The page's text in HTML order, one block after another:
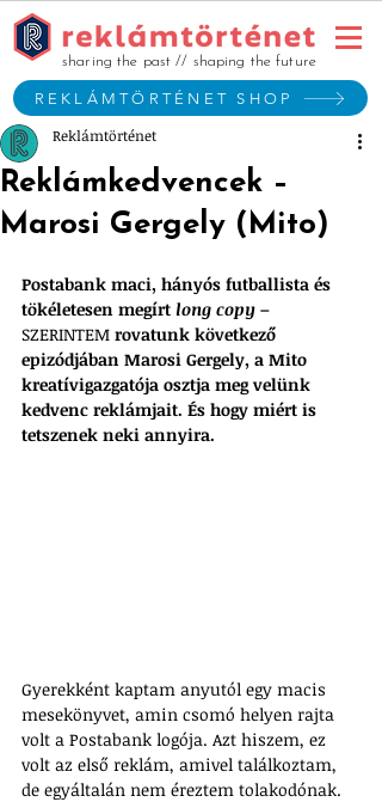
REKLÁMTÖRTÉNET SHOP
sharing the past // shaping the future
Reklámkedvencek –
Marosi Gergely (Mito)
Reklámtörténet
Postabank maci, hányós futballista és
tökéletesen megírt long copy –
SZERINTEM rovatunk következő
epizódjában Marosi Gergely, a Mito
kreatívigazgatója osztja meg velünk
kedvenc reklámjait. És hogy miért is
tetszenek neki annyira.
Gyerekként kaptam anyutól egy macis
mesekönyvet, amin csomó helyen rajta
volt a Postabank logója. Azt hiszem, ez
volt az első reklám, amivel találkoztam,
de egyáltalán nem éreztem tolakodónak.